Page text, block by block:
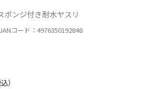
ポンジ付き耐水ヤスリ
コード：4976350192848
）